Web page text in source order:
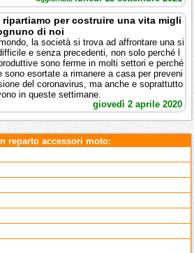
ripartiamo per costruire una vita migli
di noi
la società si trova ad affrontare una si
e senza precedenti, non solo perché l
sono ferme in molti settori e perché
sono esortate a rimanere a casa per preveni
del coronavirus, ma anche e soprattutto
in queste settimane.
giovedì 2 aprile 2020
reparto accessori moto: